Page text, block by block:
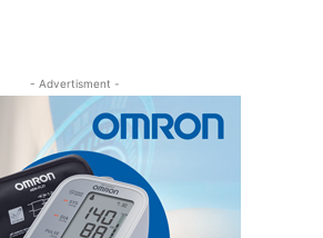
- Advertisment -